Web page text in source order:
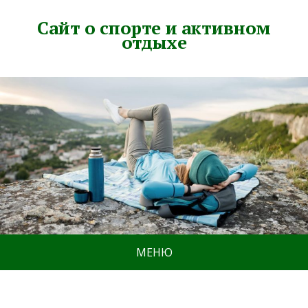
Сайт о спорте и активном
отдыхе
МЕНЮ